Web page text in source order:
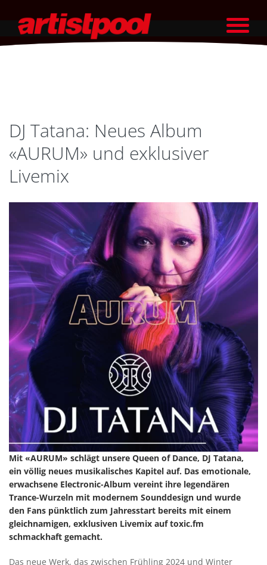
DJ Tatana: Neues Album
«AURUM» und exklusiver
Livemix
Mit «AURUM» schlägt unsere Queen of Dance, DJ Tatana,
ein völlig neues musikalisches Kapitel auf. Das emotionale,
erwachsene Electronic-Album vereint ihre legendären
Trance-Wurzeln mit modernem Sounddesign und wurde
den Fans pünktlich zum Jahresstart bereits mit einem
gleichnamigen, exklusiven Livemix auf toxic.fm
schmackhaft gemacht.
Das neue Werk, das zwischen Frühling 2024 und Winter